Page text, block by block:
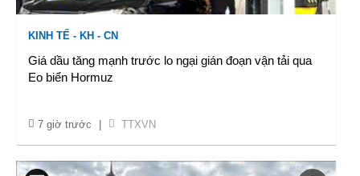
KINH TẾ - KH - CN
Giá dầu tăng mạnh trước lo ngại gián đoạn vận tải qua
Eo biển Hormuz
7 giờ trước TTXVN